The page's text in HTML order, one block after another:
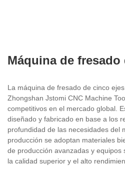
Máquina de
La máquina de fresado de cinco
Zhongshan Jstomi CNC Machine
competitivos en el mercado global.
diseñado y fabricado en base a los
profundidad de las necesidades del
producción se adoptan materiales
de producción avanzadas y equipos
la calidad superior y el alto